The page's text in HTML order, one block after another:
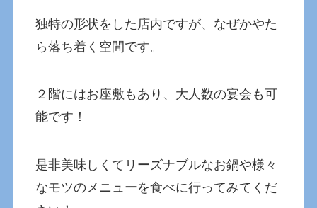
独特の形状をした店内ですが、なぜかやた
ら落ち着く空間です。
２階にはお座敷もあり、大人数の宴会も可
能です！
是非美味しくてリーズナブルなお鍋や様々
なモツのメニューを食べに行ってみてくだ